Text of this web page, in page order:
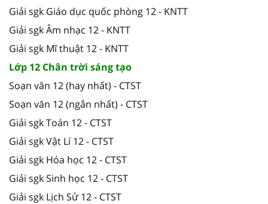
Giải sgk Giáo dục quốc phòng 12 - KNTT
Giải sgk Âm nhạc 12 - KNTT
Giải sgk Mĩ thuật 12 - KNTT
Lớp 12 Chân trời sáng tạo
Soạn văn 12 (hay nhất) - CTST
Soạn văn 12 (ngắn nhất) - CTST
Giải sgk Toán 12 - CTST
Giải sgk Vật Lí 12 - CTST
Giải sgk Hóa học 12 - CTST
Giải sgk Sinh học 12 - CTST
Giải sgk Lịch Sử 12 - CTST